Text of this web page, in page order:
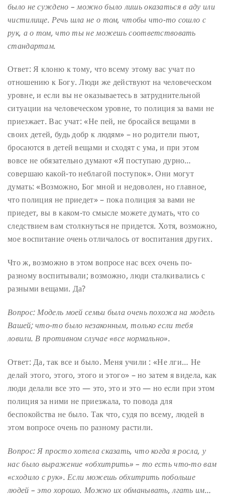
было не суждено – можно было лишь оказаться в аду или
чистилище. Речь шла не о том, чтобы что-то сошло с
рук, а о том, что ты не можешь соответствовать
стандартам.
Ответ: Я клоню к тому, что всему этому вас учат по
отношению к Богу. Люди же действуют на человеческом
уровне, и если вы не оказываетесь в затруднительной
ситуации на человеческом уровне, то полиция за вами не
приезжает. Вас учат: «Не пей, не бросайся вещами в
своих детей, будь добр к людям» – но родители пьют,
бросаются в детей вещами и сходят с ума, и при этом
вовсе не обязательно думают «Я поступаю дурно…
совершаю какой-то неблагой поступок». Они могут
думать: «Возможно, Бог мной и недоволен, но главное,
что полиция не приедет» – пока полиция за вами не
приедет, вы в каком-то смысле можете думать, что со
следствием вам столкнуться не придется. Хотя, возможно,
мое воспитание очень отличалось от воспитания других.
Что ж, возможно в этом вопросе нас всех очень по-
разному воспитывали; возможно, люди сталкивались с
разными вещами. Да?
Вопрос: Модель моей семьи была очень похожа на модель
Вашей; что-то было незаконным, только если тебя
ловили. В противном случае «все нормально».
Ответ: Да, так все и было. Меня учили : «Не лги… Не
делай этого, этого, этого и этого» – но затем я видела, как
люди делали все это — это, это и это — но если при этом
полиция за ними не приезжала, то повода для
беспокойства не было. Так что, судя по всему, людей в
этом вопросе очень по разному растили.
Вопрос: Я просто хотела сказать, что когда я росла, у
нас было выражение «обхитрить» – то есть что-то вам
«сходило с рук». Если можешь обхитрить побольше
людей – это хорошо. Можно их обманывать, лгать им…